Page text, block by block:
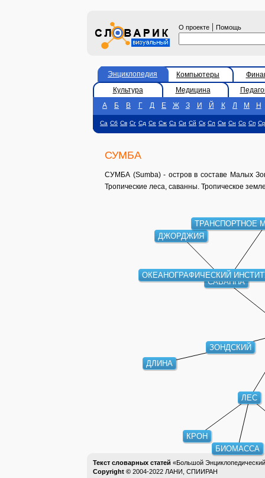
О проекте | Помощь
Энциклопедия Компьютеры
Культура
Медицина
А
Б В Г Д Е Ж З И Й К Л М Н
Са Сб Св Сг Сд Се Сж Сз Си Сй Ск Сл См Сн Со Сп Ср
СУМБА
СУМБА (Sumba) - остров в составе Малых
Тропические леса, саванны. Тропическое
ЗОНДСКИЙ
САВАННА
ЛЕС
ДЛИНА
ОКЕАНОГРАФИЧЕСКИЙ
ДЖОРДЖИЯ
ТРАНСПОРТНОЕ
БИОМАССА
КРОН
Текст словарных статей «Большой
Copyright © 2004-2022 ЛАНИ, СПИИРАН